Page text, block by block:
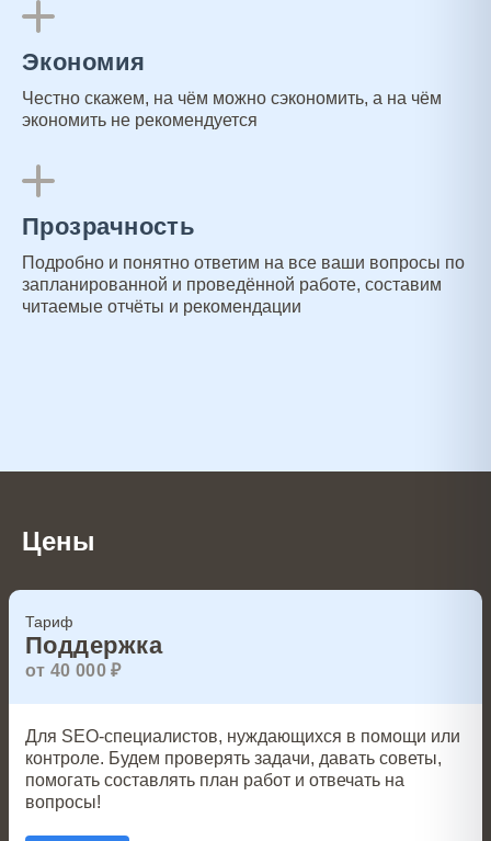
Экономия
Честно скажем, на чём можно сэкономить, а на чём
экономить не рекомендуется
Прозрачность
Подробно и понятно ответим на все ваши вопросы по
запланированной и проведённой работе, составим
читаемые отчёты и рекомендации
Цены
Тариф
Поддержка
от 40 000 ₽
Для SEO-специалистов, нуждающихся в помощи или
контроле. Будем проверять задачи, давать советы,
помогать составлять план работ и отвечать на
вопросы!